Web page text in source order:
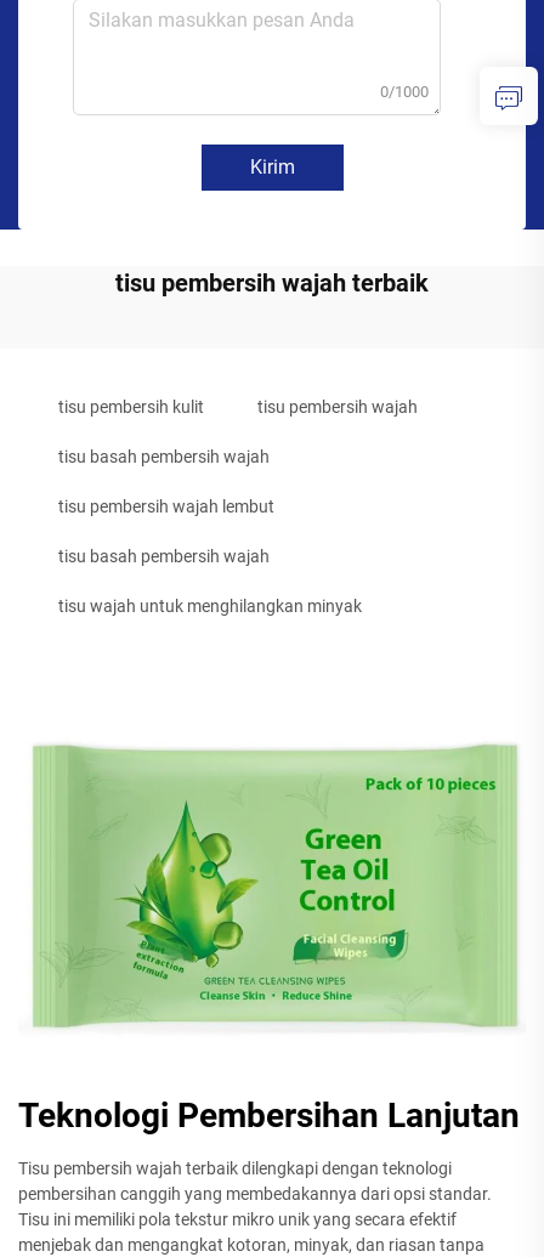
0/1000
Kirim
tisu pembersih wajah terbaik
tisu pembersih kulit tisu pembersih wajah
tisu basah pembersih wajah
tisu pembersih wajah lembut
tisu basah pembersih wajah
tisu wajah untuk menghilangkan minyak
Teknologi Pembersihan Lanjutan
Tisu pembersih wajah terbaik dilengkapi dengan teknologi
pembersihan canggih yang membedakannya dari opsi standar.
Tisu ini memiliki pola tekstur mikro unik yang secara efektif
menjebak dan mengangkat kotoran, minyak, dan riasan tanpa